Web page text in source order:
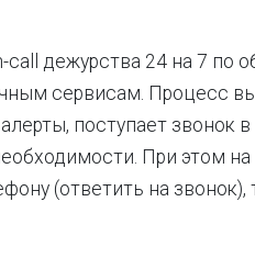
дежурства 24 на 7 по
сервисам. Процесс
поступает звонок в
При этом на
(ответить на звонок),